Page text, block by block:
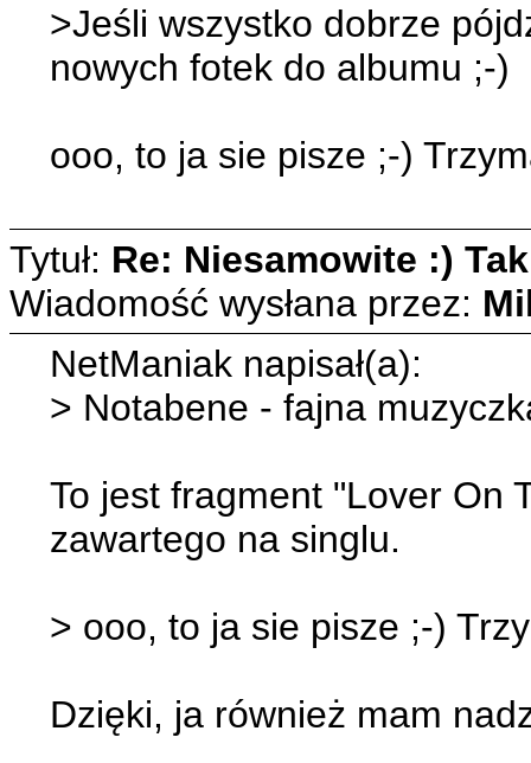
>Jeśli wszystko dobrze
nowych fotek do albumu ;-)
ooo, to ja sie pisze ;-)
Tytuł: Re: Niesamowite :)
Wiadomość wysłana przez:
NetManiak napisał(a):
> Notabene - fajna
To jest fragment "Lover On
zawartego na singlu.
> ooo, to ja sie pisze ;-)
Dzięki, ja również mam